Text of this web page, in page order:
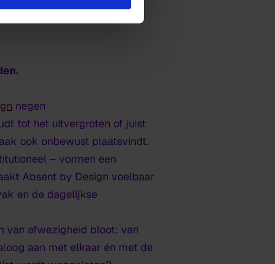
negen
tot het uitvergroten of juist
ook onbewust plaatsvindt.
– vormen een
Absent by Design voelbaar
en de dagelijkse
van afwezigheid bloot: van
aan met elkaar én met de